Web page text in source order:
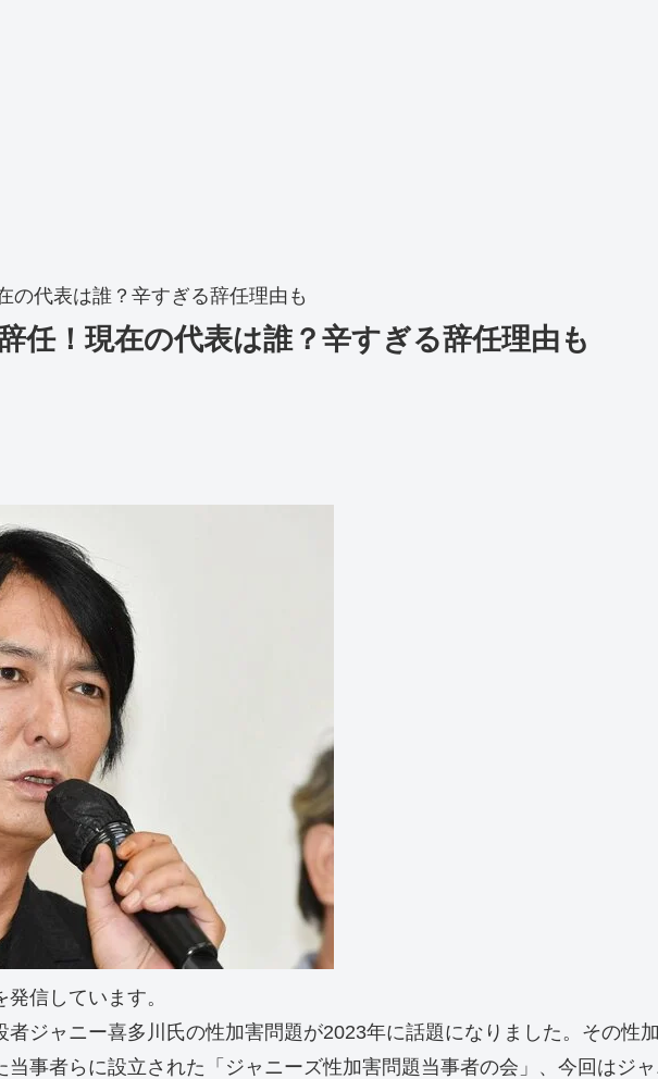
の代表は誰？辛すぎる辞任理由も
任！現在の代表は誰？辛すぎる辞任理由も
信しています。
ジャニー喜多川氏の性加害問題が2023年に話題になりました。その性
事者らに設立された「ジャニーズ性加害問題当事者の会」、今回はジ